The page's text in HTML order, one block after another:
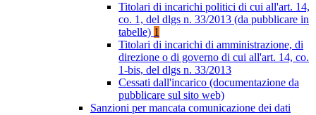
Titolari di incarichi politici di cui all'art. 14,
co. 1, del dlgs n. 33/2013 (da pubblicare in
tabelle) 1
Titolari di incarichi di amministrazione, di
direzione o di governo di cui all'art. 14, co.
1-bis, del dlgs n. 33/2013
Cessati dall'incarico (documentazione da
pubblicare sul sito web)
Sanzioni per mancata comunicazione dei dati